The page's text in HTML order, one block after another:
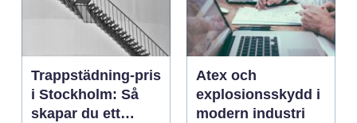
Trappstädning-pris
i Stockholm: Så
skapar du ett
Atex och
explosionsskydd i
modern industri